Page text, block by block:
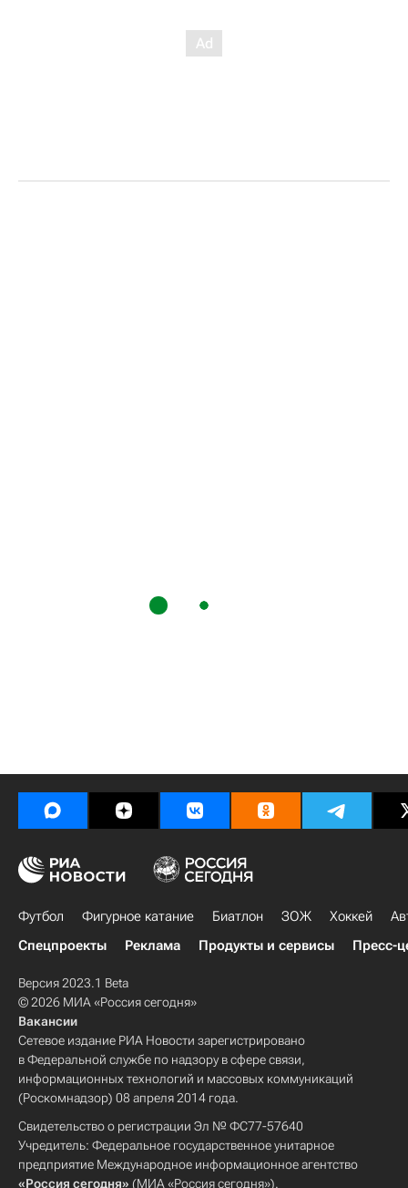
Футбол Фигурное катание Биатлон ЗОЖ Хоккей
Спецпроекты
Реклама Продукты и сервисы Пресс-
Версия 2023.1 Beta
© 2026 МИА «Россия сегодня»
Вакансии
Сетевое издание РИА Новости зарегистрировано
в Федеральной службе по надзору в сфере связи,
информационных технологий и массовых коммуникаций
(Роскомнадзор) 08 апреля 2014 года.
Свидетельство о регистрации Эл № ФС77-57640
Учредитель: Федеральное государственное унитарное
предприятие Международное информационное агентство
«Россия сегодня» (МИА «Россия сегодня»).